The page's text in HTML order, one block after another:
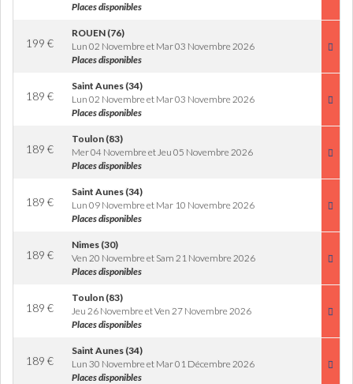
Places disponibles
199 €
ROUEN (76)
Lun 02 Novembre et Mar 03 Novembre 2026
Places disponibles
189 €
Saint Aunes (34)
Lun 02 Novembre et Mar 03 Novembre 2026
Places disponibles
189 €
Toulon (83)
Mer 04 Novembre et Jeu 05 Novembre 2026
Places disponibles
189 €
Saint Aunes (34)
Lun 09 Novembre et Mar 10 Novembre 2026
Places disponibles
189 €
Nimes (30)
Ven 20 Novembre et Sam 21 Novembre 2026
Places disponibles
189 €
Toulon (83)
Jeu 26 Novembre et Ven 27 Novembre 2026
Places disponibles
189 €
Saint Aunes (34)
Lun 30 Novembre et Mar 01 Décembre 2026
Places disponibles